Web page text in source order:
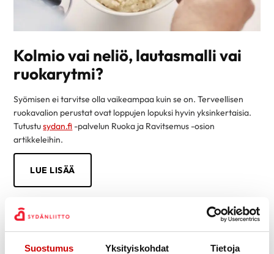
Suostumus Yksityiskohdat Tietoja
Kolmio vai neliö, lautasmalli vai
ruokarytmi?
Syömisen ei tarvitse olla vaikeampaa kuin se on. Terveellisen
ruokavalion perustat ovat loppujen lopuksi hyvin yksinkertaisia.
Tutustusydan.fi -palvelun Ruoka ja Ravitsemus -osion
artikkeleihin.
LUE LISÄÄ